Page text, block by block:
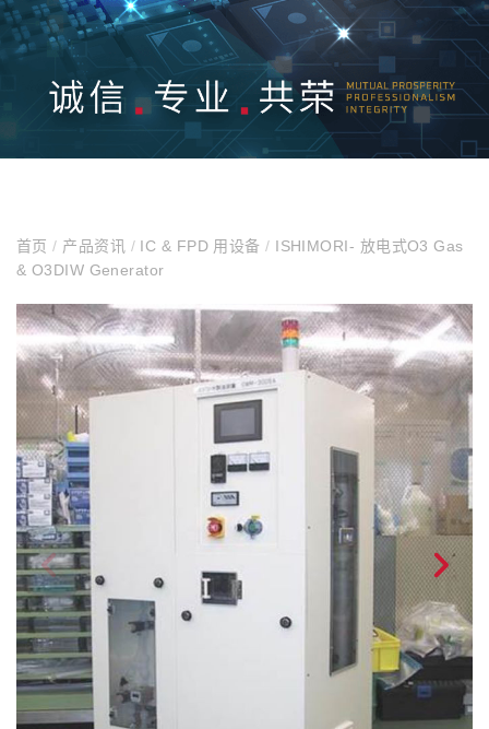
首页/ 产品资讯 /IC & FPD 用设备/ ISHIMORI- 放电式O3 Gas
& O3DIW Generator